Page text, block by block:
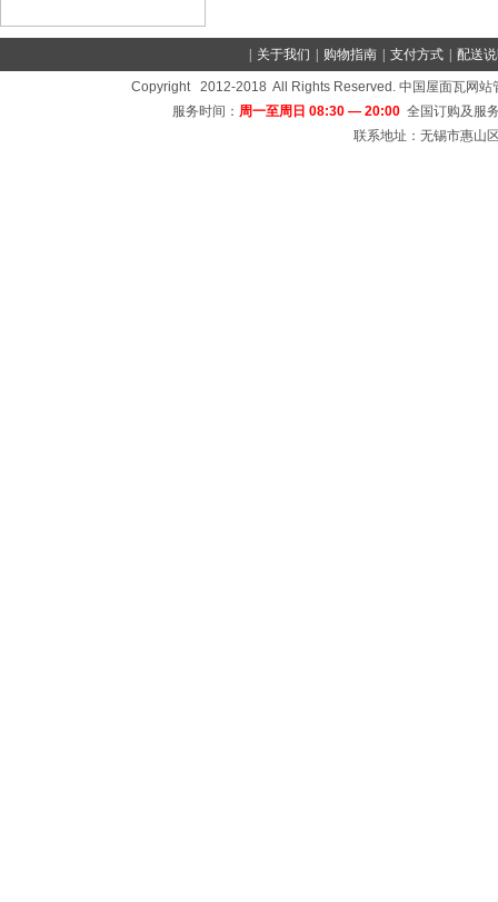
Copyright 2012-2018 All Rights Reserved. 中国屋面瓦网
服务时间： 周一至周日 08:30 — 20:00全国订购及服
联系地址：无锡市惠
关于我们 购物指南 支付方式 配送